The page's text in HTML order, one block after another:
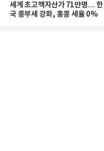
세계 초고액자산가 71만명… 한
국 종부세 강화, 홍콩 세율 0%